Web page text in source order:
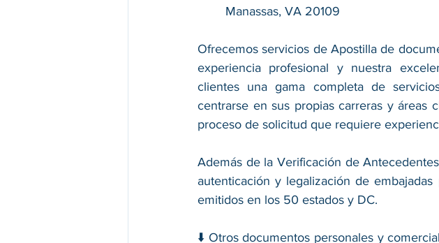
Manassas, VA 20109
Ofrecemos servicios de Apostilla de
experiencia profesional y nuestra
clientes una gama completa de
centrarse en sus propias carreras y áreas
proceso de solicitud que requiere
Además de la Verificación de
autenticación y legalización de embajadas
emitidos en los 50 estados y DC.
⬇️ Otros documentos personales y